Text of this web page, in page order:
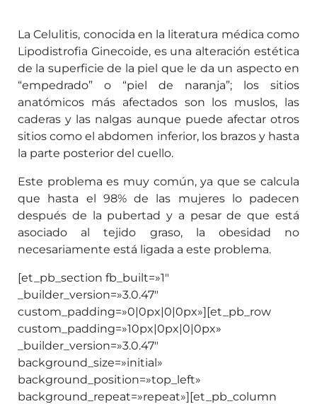
La Celulitis, conocida en la literatura médica como
Lipodistrofia Ginecoide, es una alteración estética
de la superficie de la piel que le da un aspecto en
“empedrado” o “piel de naranja”; los sitios
anatómicos más afectados son los muslos, las
caderas y las nalgas aunque puede afectar otros
sitios como el abdomen inferior, los brazos y hasta
la parte posterior del cuello.
Este problema es muy común, ya que se calcula
que hasta el 98% de las mujeres lo padecen
después de la pubertad y a pesar de que está
asociado al tejido graso, la obesidad no
necesariamente está ligada a este problema.
[et_pb_section fb_built=»1″
_builder_version=»3.0.47″
custom_padding=»0|0px|0|0px»][et_pb_row
custom_padding=»10px|0px|0|0px»
_builder_version=»3.0.47″
background_size=»initial»
background_position=»top_left»
background_repeat=»repeat»][et_pb_column